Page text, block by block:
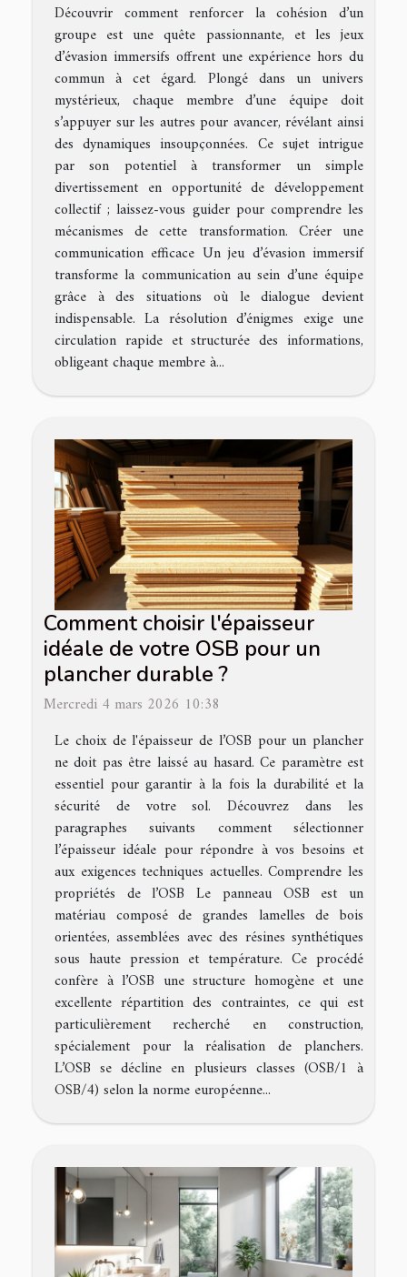
Découvrir comment renforcer la cohésion d’un
groupe est une quête passionnante, et les jeux
d’évasion immersifs offrent une expérience hors du
commun à cet égard. Plongé dans un univers
mystérieux, chaque membre d’une équipe doit
s’appuyer sur les autres pour avancer, révélant ainsi
des dynamiques insoupçonnées. Ce sujet intrigue
par son potentiel à transformer un simple
divertissement en opportunité de développement
collectif ; laissez-vous guider pour comprendre les
mécanismes de cette transformation. Créer une
communication efficace Un jeu d’évasion immersif
transforme la communication au sein d’une équipe
grâce à des situations où le dialogue devient
indispensable. La résolution d’énigmes exige une
circulation rapide et structurée des informations,
obligeant chaque membre à...
Comment choisir l'épaisseur
idéale de votre OSB pour un
plancher durable ?
Mercredi 4 mars 2026 10:38
Le choix de l'épaisseur de l’OSB pour un plancher
ne doit pas être laissé au hasard. Ce paramètre est
essentiel pour garantir à la fois la durabilité et la
sécurité de votre sol. Découvrez dans les
paragraphes suivants comment sélectionner
l’épaisseur idéale pour répondre à vos besoins et
aux exigences techniques actuelles. Comprendre les
propriétés de l’OSB Le panneau OSB est un
matériau composé de grandes lamelles de bois
orientées, assemblées avec des résines synthétiques
sous haute pression et température. Ce procédé
confère à l’OSB une structure homogène et une
excellente répartition des contraintes, ce qui est
particulièrement recherché en construction,
spécialement pour la réalisation de planchers.
L’OSB se décline en plusieurs classes (OSB/1 à
OSB/4) selon la norme européenne...